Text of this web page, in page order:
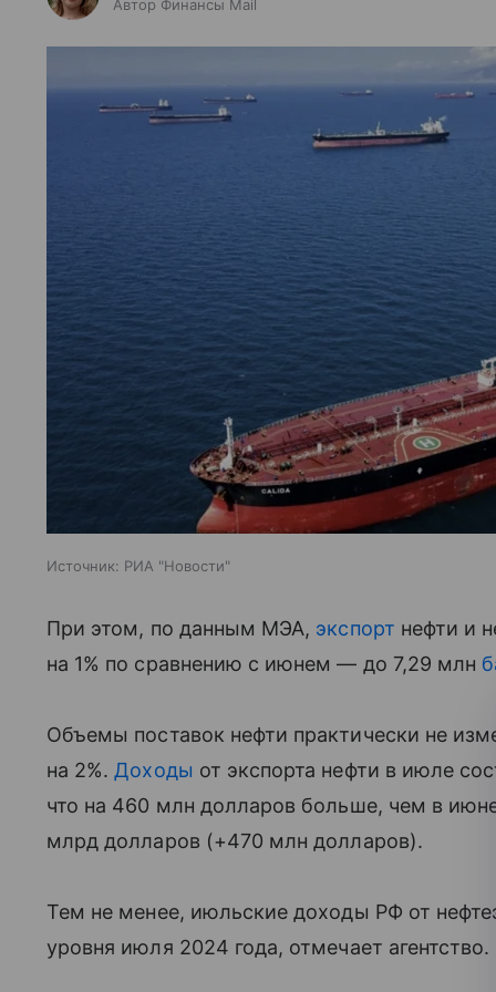
Автор Финансы Mail
Источник: РИА "Новости"
При этом, по данным МЭА, экспорт нефти и
на 1% по сравнению с июнем — до 7,29 млн
Объемы поставок нефти практически не
на 2%.Доходы от экспорта нефти в июле
что на 460 млн долларов больше, чем в
млрд долларов (+470 млн долларов).
Тем не менее, июльские доходы РФ от
уровня июля 2024 года, отмечает агентство.